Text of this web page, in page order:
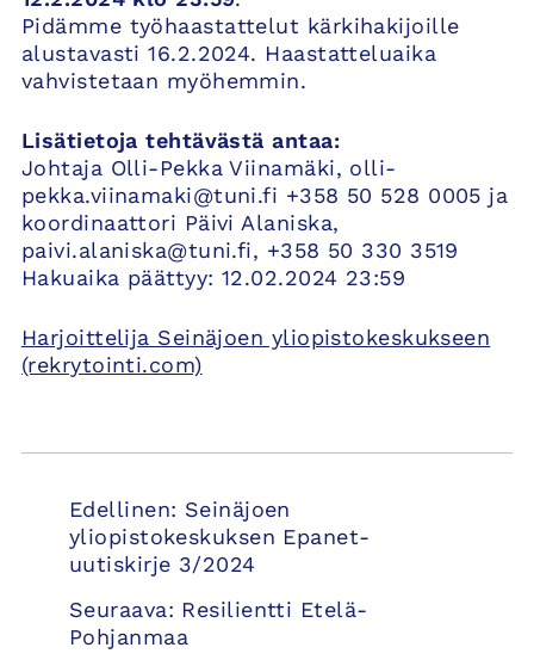
Pidämme työhaastattelut kärkihakijoille
alustavasti 16.2.2024. Haastatteluaika
vahvistetaan myöhemmin.
Lisätietoja tehtävästä antaa:
Johtaja Olli-Pekka Viinamäki, olli-
pekka.viinamaki@tuni.fi +358 50 528 0005 ja
koordinaattori Päivi Alaniska,
paivi.alaniska@tuni.fi, +358 50 330 3519
Hakuaika päättyy: 12.02.2024 23:59
Harjoittelija Seinäjoen yliopistokeskukseen
(rekrytointi.com)
Artikkelien
selaus
Edellinen: Seinäjoen
yliopistokeskuksen Epanet-
uutiskirje 3/2024
Seuraava: Resilientti Etelä-
Pohjanmaa